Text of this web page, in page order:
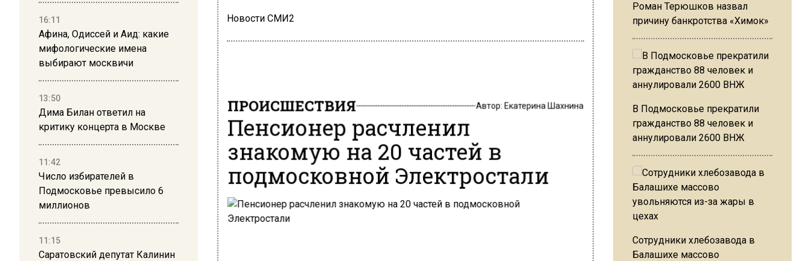
16:11
Афина, Одиссей и Аид: какие
мифологические имена
выбирают москвичи
13:50
Дима Билан ответил на
критику концерта в Москве
11:42
Число избирателей в
Подмосковье превысило 6
миллионов
11:15
Саратовский депутат Калинин
Новости СМИ2
ПРОИСШЕСТВИЯ Автор: Екатерина Шахнина
Пенсионер расчленил
знакомую на 20 частей в
подмосковной Электростали
Роман Терюшков назвал
причину банкротства «Химок»
В Подмосковье прекратили
гражданство 88 человек и
аннулировали 2600 ВНЖ
Сотрудники хлебозавода в
Балашихе массово